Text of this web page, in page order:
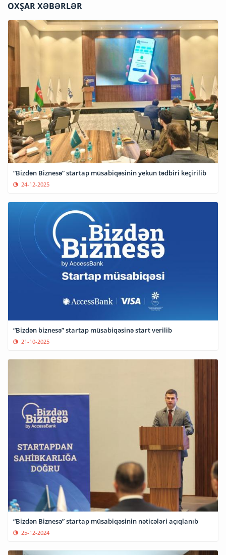
OXŞAR XƏBƏRLƏR
“Bizdən Biznesə” startap müsabiqəsinin yekun tədbiri keçirilib
24-12-2025
“Bizdən biznesə” startap müsabiqəsinə start verilib
21-10-2025
“Bizdən Biznesə” startap müsabiqəsinin nəticələri açıqlanıb
25-12-2024